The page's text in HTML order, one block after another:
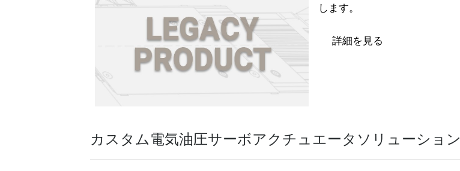
します。
詳細を見る
カスタム電気油圧サーボアクチュエータソリューション